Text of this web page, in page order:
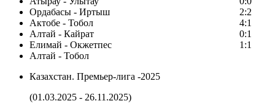
Ордабасы - Иртыш
2:2
Актобе - Тобол
4:1
Алтай - Кайрат
0:1
Елимай - Окжетпес
1:1
Алтай - Тобол
Казахстан. Премьер-лига -2025
(01.03.2025 - 26.11.2025)